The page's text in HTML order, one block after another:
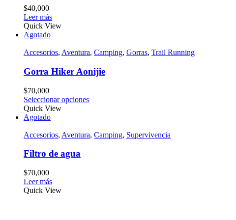
$40,000
Leer más
Quick View
Agotado
Accesorios, Aventura, Camping, Gorras, Trail Running
Gorra Hiker Aonijie
$70,000
Seleccionar opciones
Quick View
Agotado
Accesorios, Aventura, Camping, Supervivencia
Filtro de agua
$70,000
Leer más
Quick View